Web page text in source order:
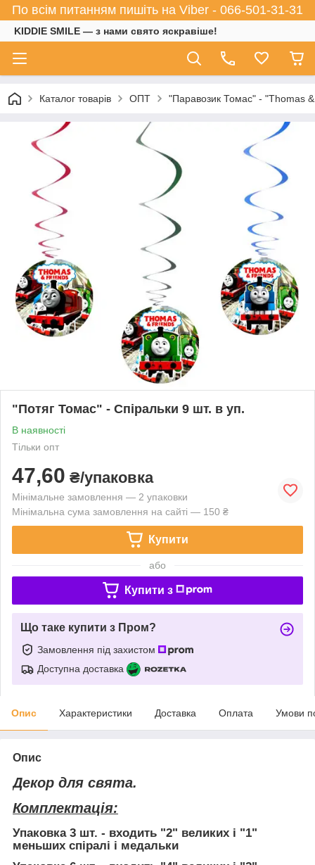
По всім питанням пишіть на Viber - 066-501-31-31
KIDDIE SMILE — з нами свято яскравіше!
Каталог товарів ОПТ "Паравозик Томас" - "Thomas
"Потяг Томас" - Спіральки 9 шт. в уп.
В наявності
Тільки опт
47,60 ₴/упаковка
Мінімальне замовлення — 2 упаковки
Мінімальна сума замовлення на сайті — 150 ₴
Купити
або
Купити з
Що таке купити з Пром?
Замовлення під захистом
Доступна доставка
Опис Характеристики Доставка Оплата Умови
Опис
Декор для свята.
Комплектація:
Упаковка 3 шт. - входить "2" великих і "1"
меньших спіралі і медальки